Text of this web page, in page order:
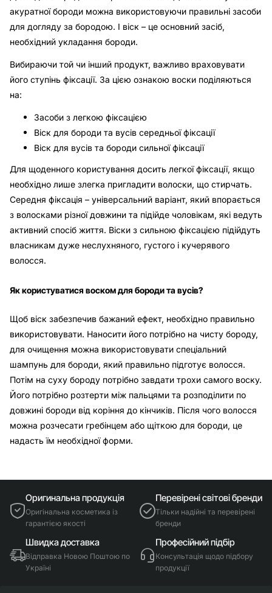
акуратної бороди можна використовуючи правильні засоби
для догляду за бородою. І віск – це основний засіб,
необхідний укладання бороди.
Вибираючи той чи інший продукт, важливо враховувати
його ступінь фіксації. За цією ознакою воски поділяються
на:
Засоби з легкою фіксацією
Віск для бороди та вусів середньої фіксації
Віск для вусів та бороди сильної фіксації
Для щоденного користування досить легкої фіксації, якщо
необхідно лише злегка пригладити волоски, що стирчать.
Середня фіксація – універсальний варіант, який впорається
з волосками різної довжини та підійде чоловікам, які ведуть
активний спосіб життя. Віски з сильною фіксацією підійдуть
власникам дуже неслухняного, густого і кучерявого
волосся.
Як користуватися воском для бороди та вусів?
Щоб віск забезпечив бажаний ефект, необхідно правильно
використовувати. Наносити його потрібно на чисту бороду,
для очищення можна використовувати спеціальний
шампунь для бороди, який правильно підготує волосся.
Потім на суху бороду потрібно завдати трохи самого воску.
Його потрібно розтерти між пальцями та розподілити по
довжині бороди від коріння до кінчиків. Після чого волосся
можна розчесати гребінцем або щіткою для бороди, це
надасть їм необхідної форми.
Оригинальна продукція
Оригінальна косметика із
гарантією якості
Перевірені світові бренди
Тільки надійні та перевірені
бренди
Швидка доставка
Відправка Новою Поштою по
Україні
Професійний підбір
Консультація щодо підбору
продукції